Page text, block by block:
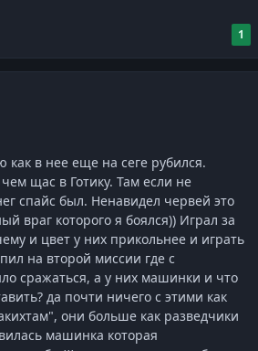
1
в нее еще на сеге рубился.
щас в Готику. Там если не
спайс был. Ненавидел червей это
враг которого я боялся)) Играл за
и цвет у них прикольнее и играть
на второй миссии где с
сражаться, а у них машинки и что
да почти ничего с этими как
они больше как разведчики
машинка которая